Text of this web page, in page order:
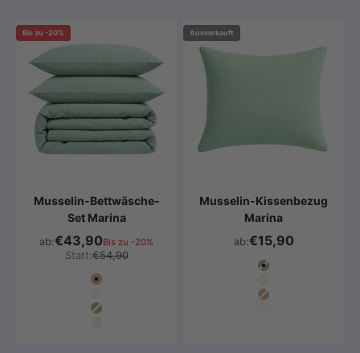
Bis zu -20%
Musselin-Bettwäsche-
Set Marina
ab:€43,90Bis zu -20%
Statt:€54,90
Farbe
Caffee
Hellgrau
Salbeigrün
Ausverkauft
Musselin-Kissenbezug
Marina
ab:€15,90
Farbe
Salbeigrün
Beige
Caffee